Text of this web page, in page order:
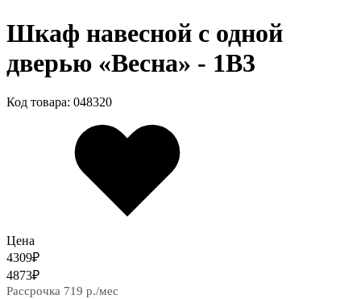
Шкаф навесной c одной
дверью «Весна» - 1В3
Код товара: 048320
Цена
4309₽
4873₽
Рассрочка 719 р./мес